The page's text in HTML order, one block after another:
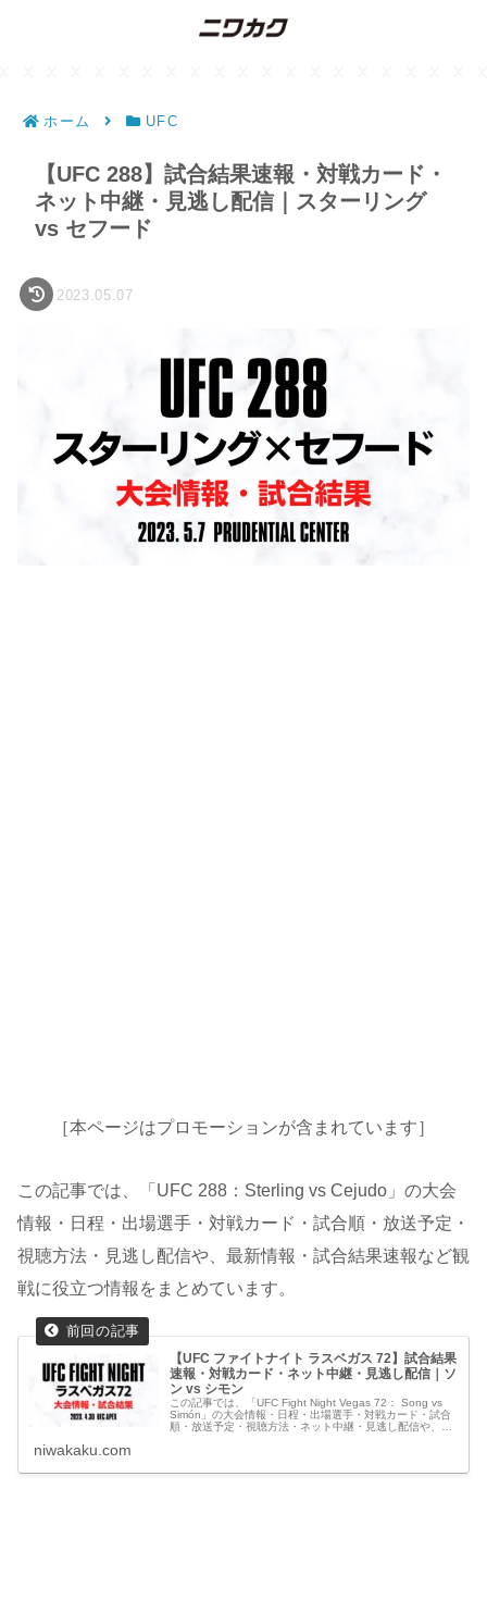
ホーム UFC
【UFC 288】試合結果速報・対戦カード・
ネット中継・見逃し配信｜スターリング
vs セフード
2023.05.07
［本ページはプロモーションが含まれています］
この記事では、「UFC 288：Sterling vs Cejudo」の大会
情報・日程・出場選手・対戦カード・試合順・放送予定・
視聴方法・見逃し配信や、最新情報・試合結果速報など観
戦に役立つ情報をまとめています。
【UFC ファイトナイト ラスベガス 72】試合結果
速報・対戦カード・ネット中継・見逃し配信｜ソ
ン vs シモン
この記事では、「UFC Fight Night Vegas 72： Song vs
Simón」の大会情報・日程・出場選手・対戦カード・試合
順・放送予定・視聴方法・ネット中継・見逃し配信や、最
niwakaku.com